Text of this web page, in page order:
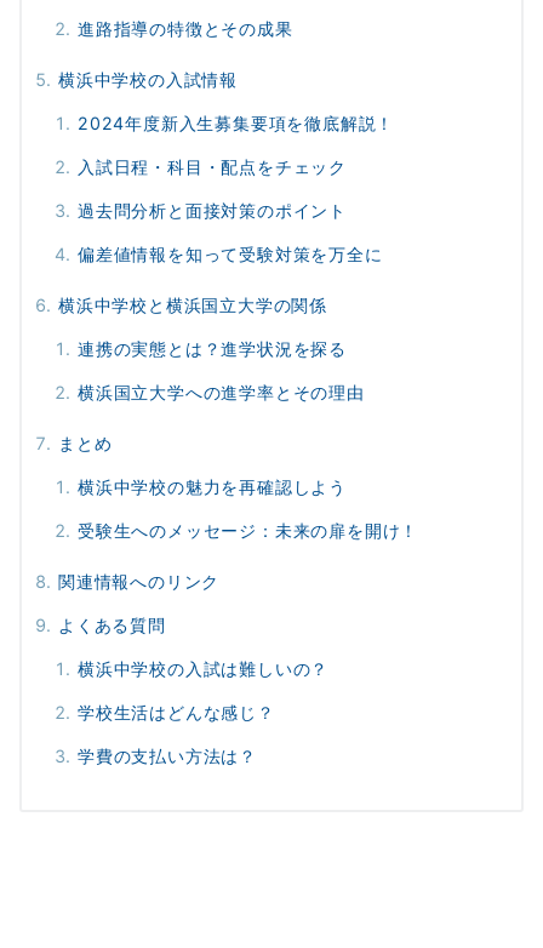
進路指導の特徴とその成果
横浜中学校の入試情報
2024年度新入生募集要項を徹底解説！
入試日程・科目・配点をチェック
過去問分析と面接対策のポイント
偏差値情報を知って受験対策を万全に
横浜中学校と横浜国立大学の関係
連携の実態とは？進学状況を探る
横浜国立大学への進学率とその理由
まとめ
横浜中学校の魅力を再確認しよう
受験生へのメッセージ：未来の扉を開け！
関連情報へのリンク
よくある質問
横浜中学校の入試は難しいの？
学校生活はどんな感じ？
学費の支払い方法は？